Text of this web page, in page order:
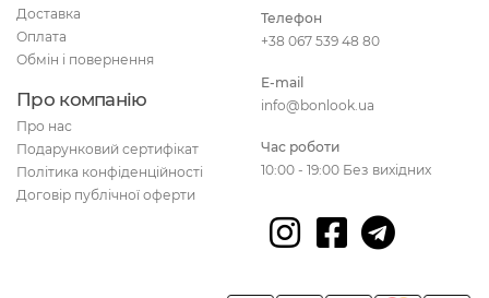
Доставка
Оплата
Обмін і повернення
Про компанію
Про нас
Подарунковий сертифікат
Політика конфіденційності
Договір публічної оферти
Телефон
+38 067 539 48 80
E-mail
info@bonlook.ua
Час роботи
10:00 - 19:00 Без вихідних